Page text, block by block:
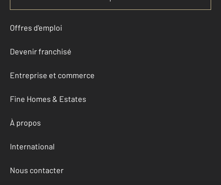
Offres d'emploi
Devenir franchisé
Entreprise et commerce
Fine Homes & Estates
À propos
International
Nous contacter